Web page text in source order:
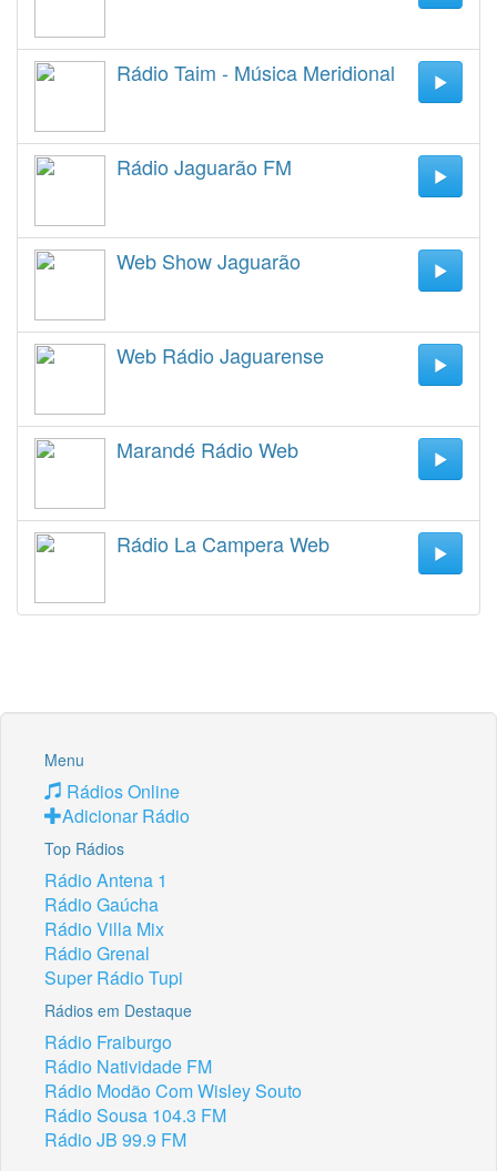
Rádio Taim - Música Meridional
Rádio Jaguarão FM
Web Show Jaguarão
Web Rádio Jaguarense
Marandé Rádio Web
Rádio La Campera Web
Menu
Rádios Online
Adicionar Rádio
Top Rádios
Rádio Antena 1
Rádio Gaúcha
Rádio Villa Mix
Rádio Grenal
Super Rádio Tupi
Rádios em Destaque
Rádio Fraiburgo
Rádio Natividade FM
Rádio Modão Com Wisley Souto
Rádio Sousa 104.3 FM
Rádio JB 99.9 FM